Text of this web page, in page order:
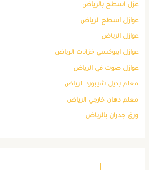
عزل اسطح بالرياض
عوازل اسطح الرياض
عوازل الرياض
عوازل ايبوكسي خزانات الرياض
عوازل صوت في الرياض
معلم بديل شيبورد الرياض
معلم دهان خارجي الرياض
ورق جدران بالرياض